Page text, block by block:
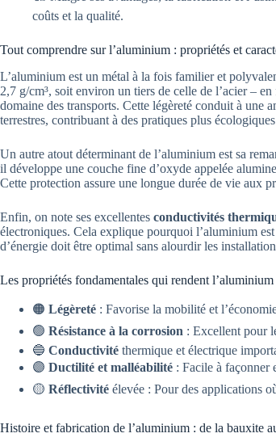
coûts et la qualité.
Tout comprendre sur l’aluminium : propriétés et
L’aluminium est un métal à la fois familier et
2,7 g/cm³, soit environ un tiers de celle de l’acier –
domaine des transports. Cette légèreté conduit à une
terrestres, contribuant à des pratiques plus
Un autre atout déterminant de l’aluminium est sa
il développe une couche fine d’oxyde appelée
Cette protection assure une longue durée de vie aux
Enfin, on note ses excellentes conductivités
électroniques. Cela explique pourquoi l’aluminium
d’énergie doit être optimal sans alourdir les
Les propriétés fondamentales qui rendent
🟠 Légèreté : Favorise la mobilité et
🟢 Résistance à la corrosion : Excellent pour
🔵 Conductivité thermique et électrique
🟣 Ductilité et malléabilité : Facile à façonner
🟡 Réflectivité élevée : Pour des applications
Histoire et fabrication de l’aluminium : de la bauxite